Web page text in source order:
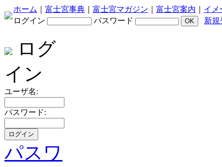
ホーム 富士宮事典 富士宮マガジン 富士宮案内
イメ
ログイン
パスワード 新規
ログ
イン
ユーザ名:
パスワード:
パスワ